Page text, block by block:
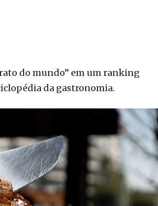
do mundo” em um ranking
da gastronomia.